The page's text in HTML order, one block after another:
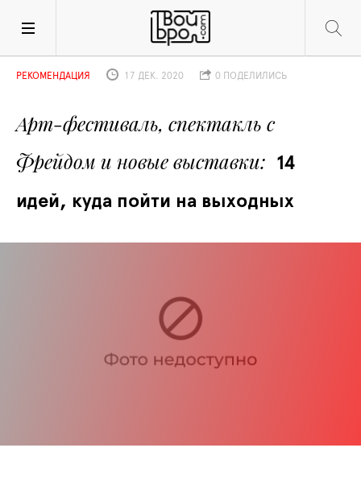
Арт-фестиваль, спектакль с
Фрейдом и новые выставки
14
идей, куда пойти на выходных
РЕКОМЕНДАЦИЯ 17 ДЕК. 2020 0 ПОДЕЛИЛИСЬ